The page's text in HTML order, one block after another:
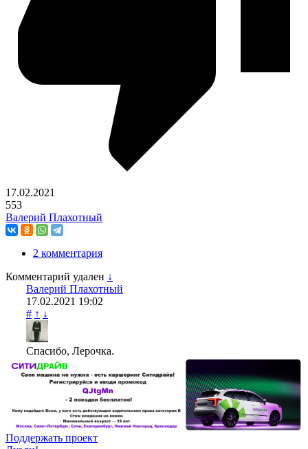
17.02.2021
553
Валерий Плахотный
2 комментария
Комментарий удален ↓
Валерий Плахотный
17.02.2021 19:02
# ↑ ↓
Спасибо, Лерочка.
Поддержать проект